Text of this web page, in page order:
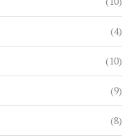
(4)
(10)
(9)
(8)